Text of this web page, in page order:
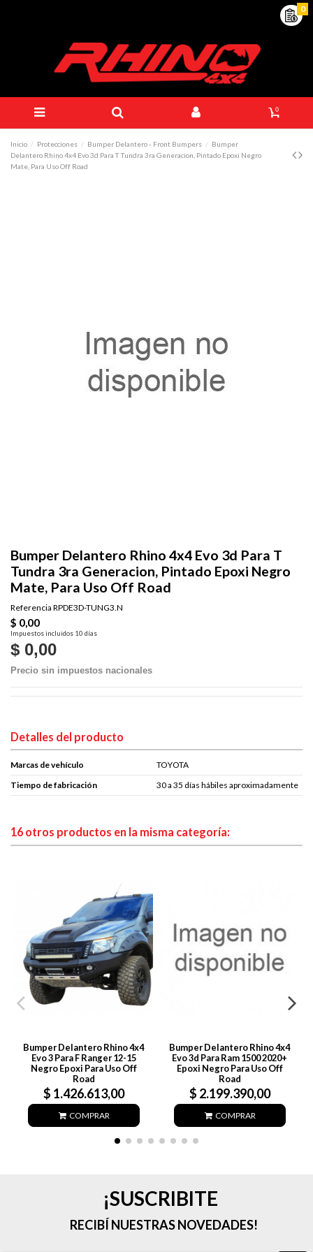
0
0
Inicio Protecciones Bumper Delantero - Front Bumpers
Bumper
Delantero Rhino 4x4 Evo 3d Para T Tundra 3ra Generacion, Pintado Epoxi Negro
Mate, Para Uso Off Road
Bumper Delantero Rhino 4x4 Evo 3d Para T
Tundra 3ra Generacion, Pintado Epoxi Negro
Mate, Para Uso Off Road
Referencia RPDE3D-TUNG3.N
$ 0,00
Impuestos incluidos 10 días
$ 0,00
Precio sin impuestos nacionales
Detalles del producto
Marcas de vehículo
TOYOTA
Tiempo de fabricación
30 a 35 días hábiles aproximadamente
16 otros productos en la misma categoría:
Bumper Delantero Rhino 4x4
Evo 3 Para F Ranger 12-15
Negro Epoxi Para Uso Off
Road
$ 1.426.613,00
COMPRAR
Bumper Delantero Rhino 4x4
Evo 3d Para Ram 1500 2020+
Epoxi Negro Para Uso Off
Road
$ 2.199.390,00
COMPRAR
¡SUSCRIBITE
RECIBÍ NUESTRAS NOVEDADES!